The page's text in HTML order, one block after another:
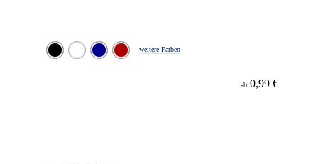
weitere Farben
ab 0,99 €